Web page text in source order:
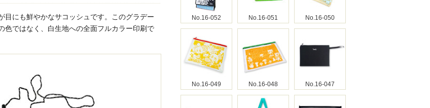
目にも鮮やかなサコッシュです。このグラデー
色ではなく、白生地への全面フルカラー印刷で
No.16-052 No.16-051 No.16-050
No.16-049 No.16-048 No.16-047